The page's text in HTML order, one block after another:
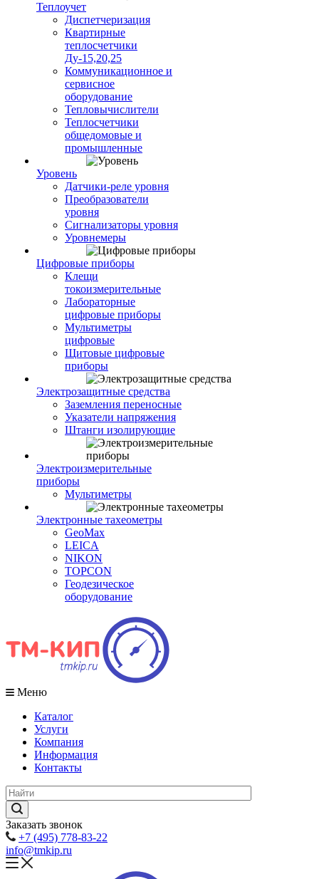
Теплоучет
Диспетчеризация
Квартирные
теплосчетчики
Ду-15,20,25
Коммуникационное и
сервисное
оборудование
Тепловычислители
Теплосчетчики
общедомовые и
промышленные
Уровень
Датчики-реле уровня
Преобразователи
уровня
Сигнализаторы уровня
Уровнемеры
Цифровые приборы
Клещи
токоизмерительные
Лабораторные
цифровые приборы
Мультиметры
цифровые
Щитовые цифровые
приборы
Электрозащитные средства
Заземления переносные
Указатели напряжения
Штанги изолирующие
Электроизмерительные
приборы
Мультиметры
Электронные тахеометры
GeoMax
LEICA
NIKON
TOPCON
Геодезическое
оборудование
Меню
Каталог
Услуги
Компания
Информация
Контакты
Заказать звонок
+7 (495) 778-83-22
info@tmkip.ru